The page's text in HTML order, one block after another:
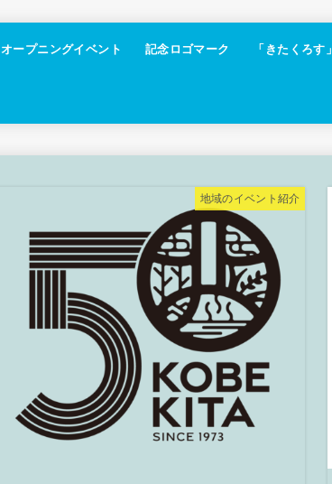
オープニングイベント 記念ロゴマーク 「きたくろす」
地域のイベント紹介